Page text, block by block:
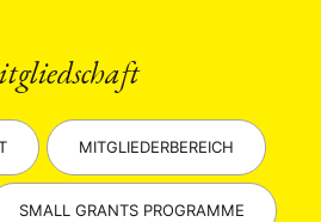
MITGLIEDERBEREICH
SMALL GRANTS PROGRAMME